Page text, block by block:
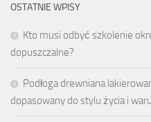
OSTATNIE WPISY
Kto musi odbyć szkolenie
dopuszczalne?
Podłoga drewniana
dopasowany do stylu życia i